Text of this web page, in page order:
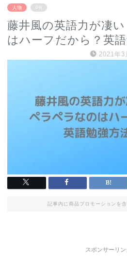
人物 PR
藤井風の英語力が凄
はハーフだから？英
2021年3
記事内に商品プロモーションを
スポンサーリン